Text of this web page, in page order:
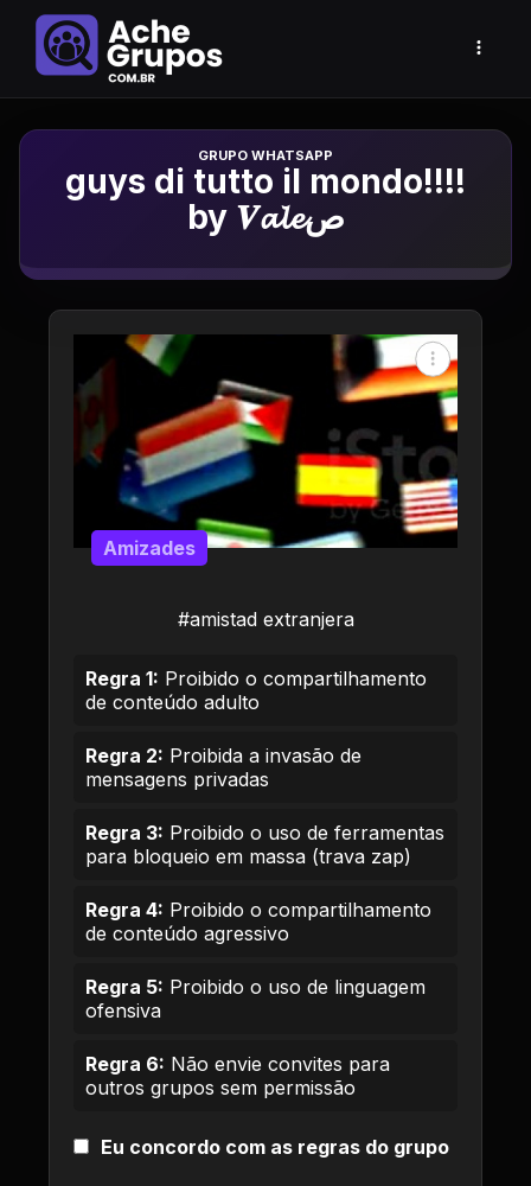
Grupo de Whatsapp
guys di tutto il mondo!!!!
by 𝑽𝓪𝓵𝓮ص
#amistad extranjera
Amizades
Regra 1: Proibido o compartilhamento
de conteúdo adulto
Regra 2: Proibida a invasão de
mensagens privadas
Regra 3: Proibido o uso de ferramentas
para bloqueio em massa (trava zap)
Regra 4: Proibido o compartilhamento
de conteúdo agressivo
Regra 5: Proibido o uso de linguagem
ofensiva
Regra 6: Não envie convites para
outros grupos sem permissão
Eu concordo com as regras do grupo